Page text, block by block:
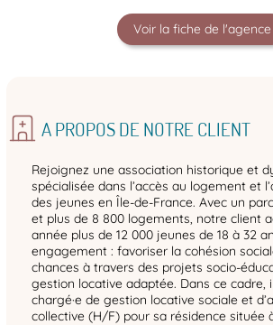
Voir la fiche de l'agence
A PROPOS DE NOTRE CLIENT
Rejoignez une association historique et
spécialisée dans l’accès au logement et
des jeunes en Île-de-France. Avec un
et plus de 8 800 logements, notre client
année plus de 12 000 jeunes de 18 à 32
engagement : favoriser la cohésion
chances à travers des projets socio-
gestion locative adaptée. Dans ce cadre,
chargé·e de gestion locative sociale et
collective (H/F) pour sa résidence située